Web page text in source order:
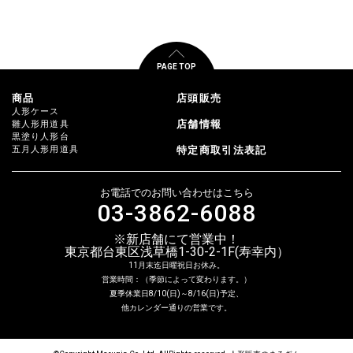
PAGE TOP
商品
人形ケース
雛人形用道具
黒塗り人形台
五月人形用道具
店頭販売
店舗情報
特定商取引法表記
お電話でのお問い合わせはこちら
03-3862-6088
※新店舗にて営業中！
東京都台東区浅草橋1-30-2-1F(寿幸内）
11月末迄日曜祝日お休み。
営業時間：（季節によって変わります。）
夏季休業日8/10(日)～8/16(日)予定、
他カレンダー通りの営業です。